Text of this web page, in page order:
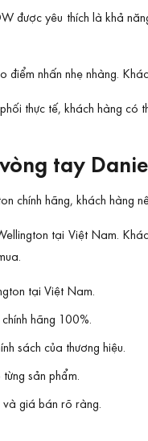
được yêu thích là khả
điểm nhấn nhẹ nhàng.
thực tế, khách hàng có
tay
chính hãng, khách hàng
tại Việt Nam.
tại Việt Nam.
hãng 100%.
sách của thương hiệu.
sản phẩm.
và giá bán rõ ràng.